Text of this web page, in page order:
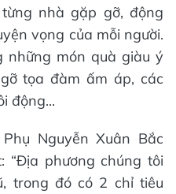
nhà gặp gỡ, động
vọng của mỗi người.
những món quà giàu ý
tọa đàm ấm áp, các
động...
Nguyễn Xuân Bắc
“Địa phương chúng tôi
trong đó có 2 chỉ tiêu